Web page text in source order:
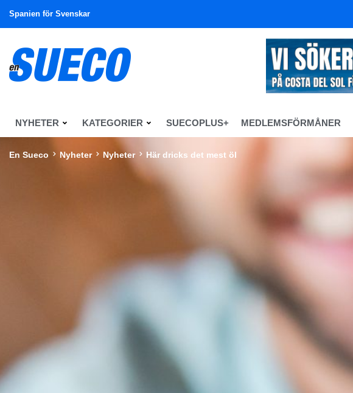
Spanien för Svenskar
NYHETER KATEGORIER SUECOPLUS+ MEDLEMSFÖRMÅNER
En Sueco Nyheter Nyheter Här dricks det mest öl